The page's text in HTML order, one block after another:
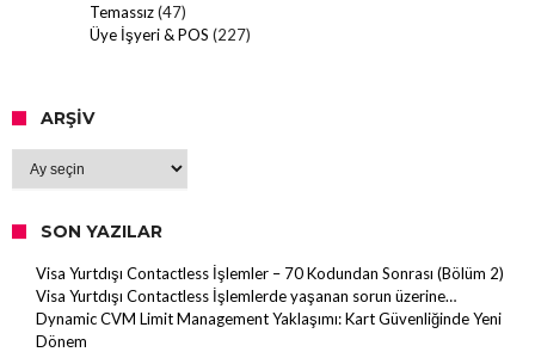
Temassız(47)
Üye İşyeri & POS (227)
ARŞIV
SON YAZILAR
Visa Yurtdışı Contactless İşlemler – 70 Kodundan Sonrası (Bölüm 2)
Visa Yurtdışı Contactless İşlemlerde yaşanan sorun üzerine…
Dynamic CVM Limit Management Yaklaşımı: Kart Güvenliğinde Yeni
Dönem